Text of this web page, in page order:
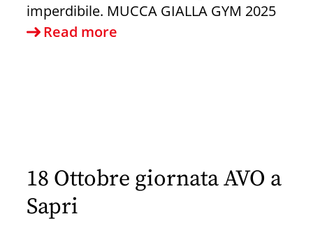
imperdibile. MUCCA GIALLA GYM 2025
Read more
intelligenze
18 Ottobre giornata AVO a
Sapri